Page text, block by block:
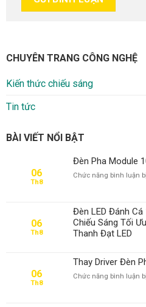
CHUYÊN TRANG CÔNG NGHỆ
Kiến thức chiếu sáng
Tin tức
BÀI VIẾT NỔI BẬT
06
Th8
Đèn Pha Module
Chức năng bình luận
06
Th8
Đèn LED Đánh Cá
Chiếu Sáng Tối
Thanh Đạt LED
06
Th8
Thay Driver Đèn
Chức năng bình luận